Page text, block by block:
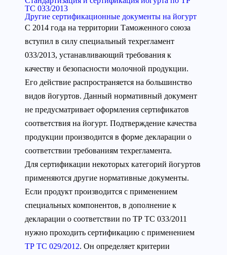
ТС 033/2013
Другие сертификационные документы на йогурт
С 2014 года на территории Таможенного союза
вступил в силу специальный техрегламент
033/2013, устанавливающий требования к
качеству и безопасности молочной продукции.
Его действие распространяется на большинство
видов йогуртов. Данный нормативный документ
не предусматривает оформления сертификатов
соответствия на йогурт. Подтверждение качества
продукции производится в форме декларации о
соответствии требованиям техрегламента.
Для сертификации некоторых категорий йогуртов
применяются другие нормативные документы.
Если продукт производится с применением
специальных компонентов, в дополнение к
декларации о соответствии по ТР ТС 033/2011
нужно проходить сертификацию с применением
ТР ТС 029/2012. Он определяет критерии